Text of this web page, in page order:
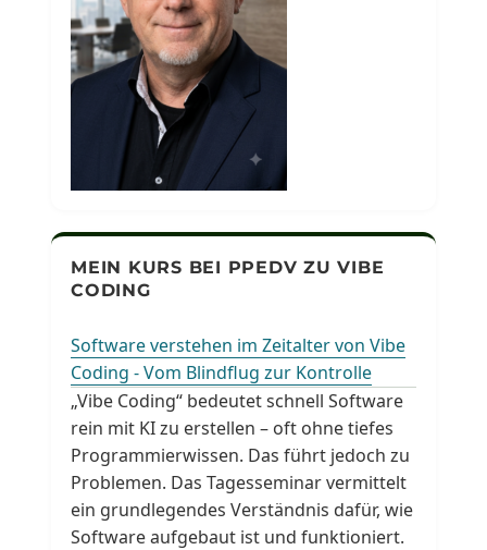
MEIN KURS BEI PPEDV ZU VIBE
CODING
Software verstehen im Zeitalter von Vibe
Coding - Vom Blindflug zur Kontrolle
„Vibe Coding“ bedeutet schnell Software
rein mit KI zu erstellen – oft ohne tiefes
Programmierwissen. Das führt jedoch zu
Problemen. Das Tagesseminar vermittelt
ein grundlegendes Verständnis dafür, wie
Software aufgebaut ist und funktioniert.